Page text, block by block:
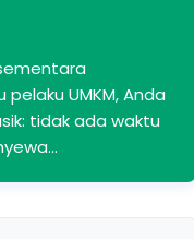
UMKM, Anda
tidak ada waktu